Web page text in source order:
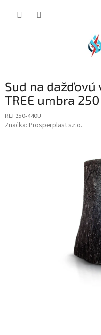
Sud na dažďovú
TREE umbra
RLT250-440U
Značka: Prosperplast s.r.o.